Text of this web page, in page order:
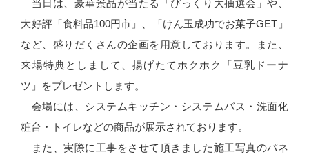
当日は、豪華景品が当たる「びっくり大抽選会」や、
大好評「食料品100円市」、「けん玉成功でお菓子GET」
など、盛りだくさんの企画を用意しております。また、
来場特典としまして、揚げたてホクホク「豆乳ドーナ
ツ」をプレゼントします。
会場には、システムキッチン・システムバス・洗面化
粧台・トイレなどの商品が展示されております。
また、実際に工事をさせて頂きました施工写真のパネ